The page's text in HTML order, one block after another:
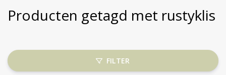
Producten getagd met rustyklis
FILTER